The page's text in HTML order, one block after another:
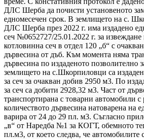
ДЛС Шерба да почисти установеното
едномесечен срок. В землището на с.
ДЛС Шерба през 2022 г. има издадено
сеч №0652727/25.01.2022 г. за
котловинна сеч в отдел 120 „б“ с
дървесина от дъб. Към момента няма
дървесина по издаденото позволително
землището на с.Шкорпиловци са
за сеч за очакван добив 2950 м3. По
за сеч са добити 2928,32 м3. Част от
транспортирана с товарни автомобили с
количеството дървесина натоварена на
варира от 24 до 29 пл. м3. Съгласно
„в“ от Наредба №1 за КОГТ, обемното
пл.м3, от което следва, че автомобилите